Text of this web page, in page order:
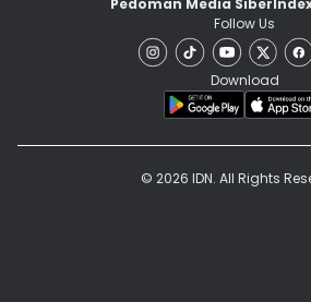
Pedoman Media Siber
Follow Us
Download
© 2026 IDN. All Rights